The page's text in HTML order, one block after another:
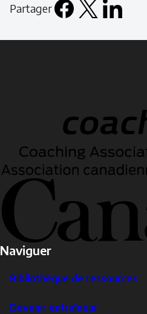
Partager
Facebook
X LinkedIn
Naviguer
Bibliothèque de ressources
Devenir entraîneur